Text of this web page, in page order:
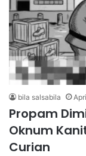
bila salsabila
Propam
Oknum
Curian